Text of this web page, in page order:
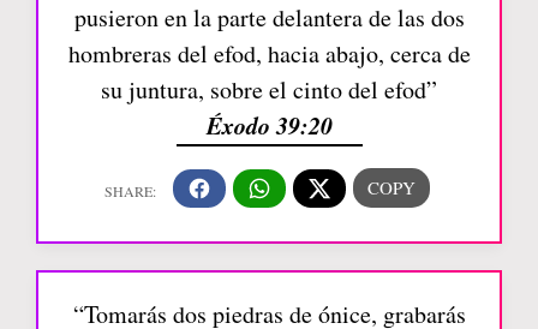
pusieron en la parte delantera de las dos
hombreras del efod, hacia abajo, cerca de
su juntura, sobre el cinto del efod”
Éxodo 39:20
“Tomarás dos piedras de ónice, grabarás